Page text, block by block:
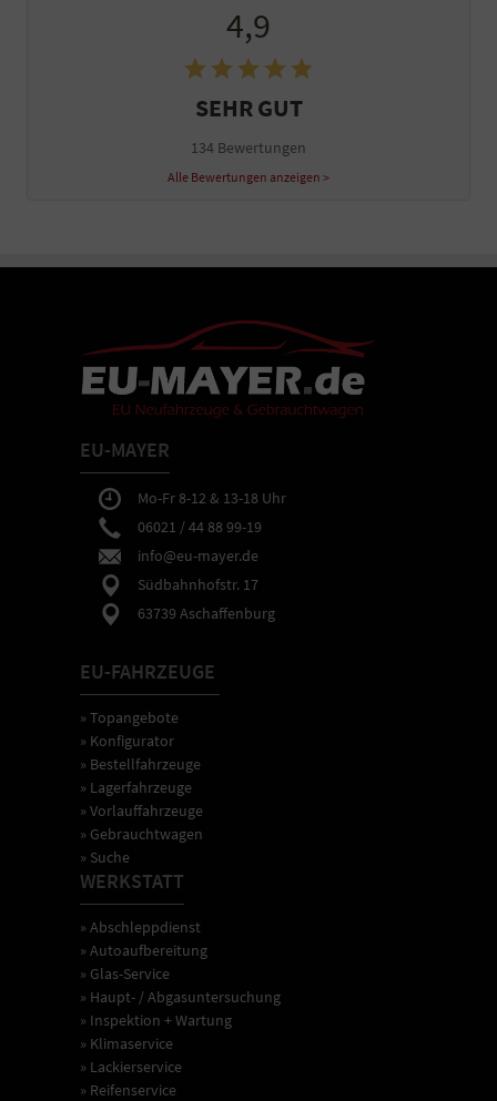
4,9
SEHR GUT
134 Bewertungen
Alle Bewertungen anzeigen >
EU-MAYER
Mo-Fr 8-12 & 13-18 Uhr
06021 / 44 88 99-19
info@eu-mayer.de
Südbahnhofstr. 17
63739 Aschaffenburg
EU-FAHRZEUGE
» Topangebote
» Konfigurator
» Bestellfahrzeuge
» Lagerfahrzeuge
» Vorlauffahrzeuge
» Gebrauchtwagen
» Suche
WERKSTATT
» Abschleppdienst
» Autoaufbereitung
» Glas-Service
» Haupt- / Abgasuntersuchung
» Inspektion + Wartung
» Klimaservice
» Lackierservice
» Reifenservice